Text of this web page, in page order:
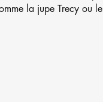
la jupe Trecy ou le